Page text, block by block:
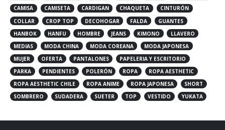
CAMISA
CAMISETA CARDIGAN CHAQUETA
CINTURÓN
COLLAR
CROP TOP DECOHOGAR FALDA
GUANTES
HANBOK
HANFU HOMBRE JEANS KIMONO
LLAVERO
MEDIAS
MODA CHINA MODA COREANA
MODA JAPONESA
MUJER
OFERTA PANTALONES
PAPELERIA Y ESCRITORIO
PARKA
PENDIENTES POLERÓN ROPA
ROPA AESTHETIC
ROPA AESTHETIC CHILE
ROPA ANIME ROPA JAPONESA
SHORT
SOMBRERO
SUDADERA SUETER TOP VESTIDO YUKATA